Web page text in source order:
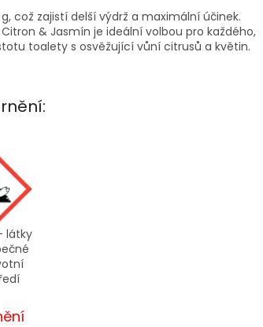
což zajistí delší výdrž a maximální účinek.
& Jasmín je ideální volbou pro každého,
toalety s osvěžující vůní citrusů a květin.
látky